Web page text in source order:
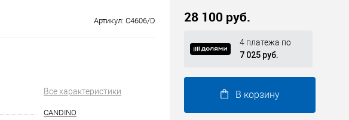
Артикул: C4606/D
Все характеристики
CANDINO
28 100 руб.
4 платежа по
7 025 руб.
В корзину